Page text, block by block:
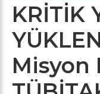
KRİTİK
Misyon